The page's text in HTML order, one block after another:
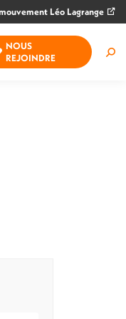
Léo Lagrange
NOUS
REJOINDRE